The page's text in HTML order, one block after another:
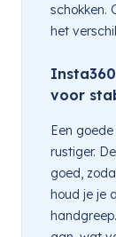
schokken.
het
voor
Een
rustiger.
goed,
houd je je